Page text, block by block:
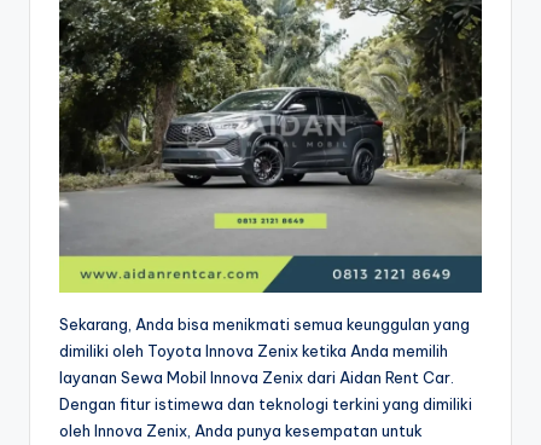
Sekarang, Anda bisa menikmati semua keunggulan yang
dimiliki oleh Toyota Innova Zenix ketika Anda memilih
layanan Sewa Mobil Innova Zenix dari Aidan Rent Car.
Dengan fitur istimewa dan teknologi terkini yang dimiliki
oleh Innova Zenix, Anda punya kesempatan untuk